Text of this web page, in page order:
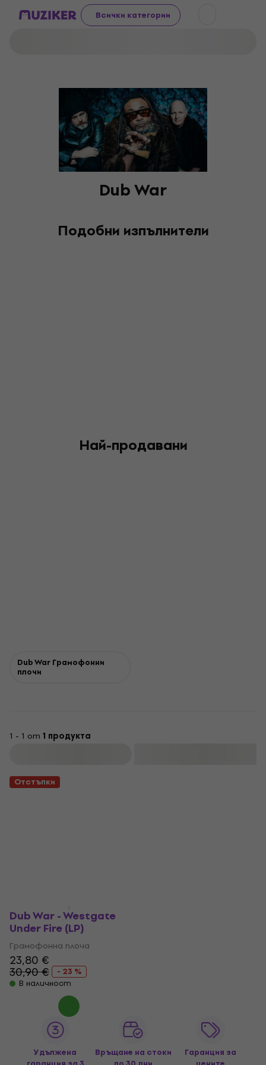
Всички категории
Dub War
Подобни изпълнители
Най-продавани
Dub War Грамофонни
плочи
1 - 1 от 1 продукта
Отстъпки
Dub War - Westgate
Under Fire (LP)
Грамофонна плоча
23,80 €
30,90 €
- 23 %
В наличност
Удължена
Връщане на стоки
Гаранция за